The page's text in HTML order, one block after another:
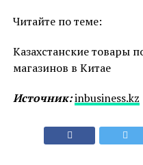
Читайте по теме:
Казахстанские товары
магазинов в Китае
Источник:inbusiness.kz